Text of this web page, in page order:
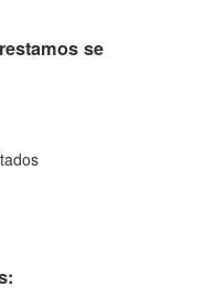
se